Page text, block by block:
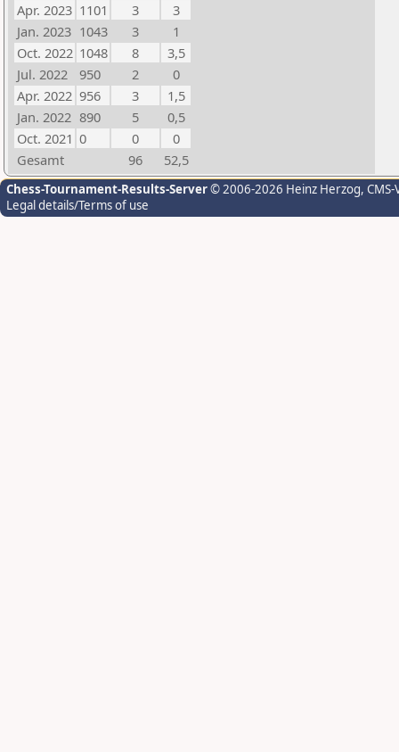
Apr. 2023 1101 3
3
Jan. 2023 1043 3
1
Oct. 2022 1048 8
3,5
Jul. 2022
950 2
0
Apr. 2022 956 3
1,5
Jan. 2022 890 5
0,5
Oct. 2021 0 0
0
Gesamt
96 52,5
Chess-Tournament-Results-Server© 2006-2026 Heinz Herzog,
Legal details/Terms of use